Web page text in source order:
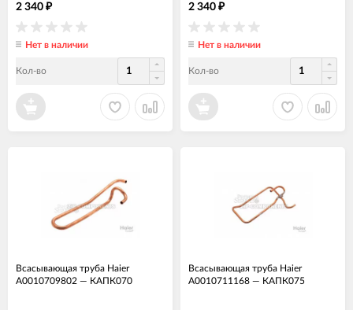
2 340 ₽
Нет в наличии
Кол-во
2 340 ₽
Нет в наличии
Кол-во
Всасывающая труба Haier
A0010709802 — КАПК070
Всасывающая труба Haier
A0010711168 — КАПК075